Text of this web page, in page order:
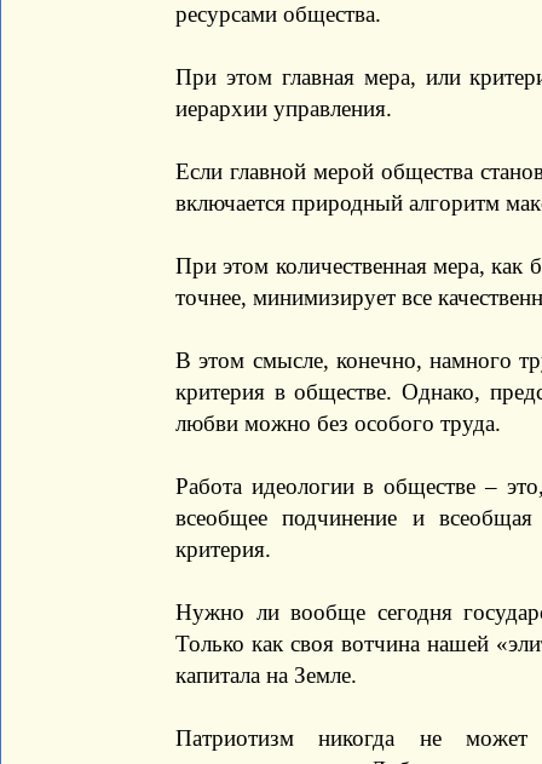
ресурсами общества.
При этом главная мера, или
иерархии управления.
Если главной мерой общества
включается природный алгоритм
При этом количественная мера, как
точнее, минимизирует все
В этом смысле, конечно, намного
критерия в обществе. Однако,
любви можно без особого труда.
Работа идеологии в обществе –
всеобщее подчинение и всеобщая
критерия.
Нужно ли вообще сегодня
Только как своя вотчина нашей
капитала на Земле.
Патриотизм никогда не